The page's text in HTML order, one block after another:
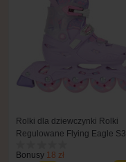
Rolki dla dziewczynki Rolki
Regulowane Flying Eagle S3
Bonusy 18 zł